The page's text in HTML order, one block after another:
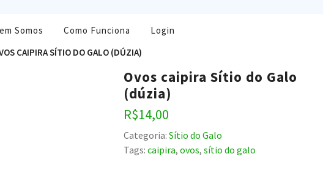
Somos Como Funciona
Login
CAIPIRA SÍTIO DO GALO (DÚZIA)
Ovos caipira Sítio do Galo
(dúzia)
R$14,00
Categoria:Sítio do Galo
Tags:caipira,ovos,sítio do galo